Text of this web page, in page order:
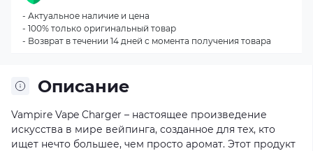
Описание
Vampire Vape Charger – настоящее произведение
искусства в мире вейпинга, созданное для тех, кто
ищет нечто большее, чем просто аромат. Этот продукт
- Актуальное наличие и цена
- 100% только оригинальный товар
- Возврат в течении 14 дней с момента получения товара